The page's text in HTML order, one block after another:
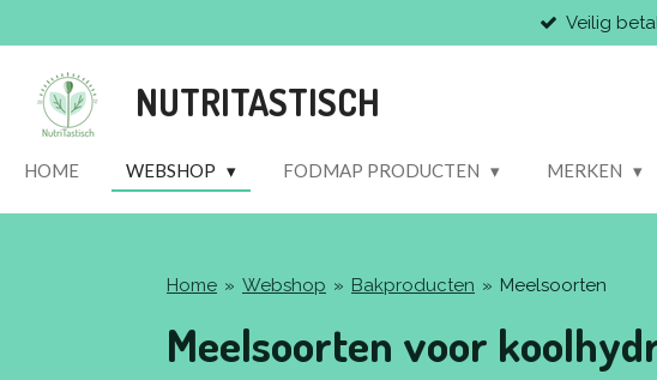
direct
naar
hoofdinhoud
Veilig
NUTRITASTISCH
HOME WEBSHOP FODMAP PRODUCTEN MERKEN
Home » Webshop » Bakproducten » Meelsoorten
Meelsoorten voor